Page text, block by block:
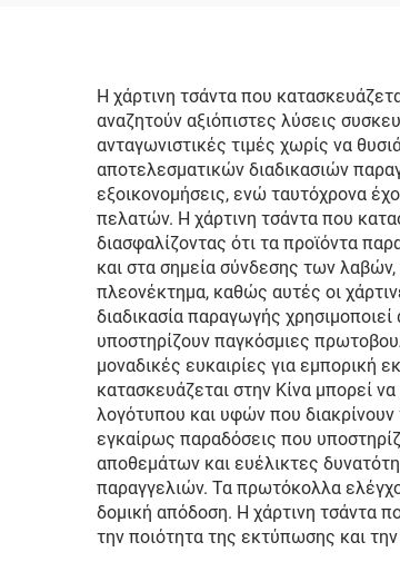
Λογότυπο
Η χάρτινη τσάντα που
αναζητούν αξιόπιστες λύσεις
ανταγωνιστικές τιμές χωρίς να
αποτελεσματικών διαδικασιών
εξοικονομήσεις, ενώ ταυτόχρονα
πελατών. Η χάρτινη τσάντα που
διασφαλίζοντας ότι τα προϊόντα
και στα σημεία σύνδεσης των
πλεονέκτημα, καθώς αυτές οι
διαδικασία παραγωγής
υποστηρίζουν παγκόσμιες
μοναδικές ευκαιρίες για
κατασκευάζεται στην Κίνα μπορεί
λογότυπου και υφών που διακρίνουν
εγκαίρως παραδόσεις που
αποθεμάτων και ευέλικτες
παραγγελιών. Τα πρωτόκολλα
δομική απόδοση. Η χάρτινη τσάντα
την ποιότητα της εκτύπωσης και